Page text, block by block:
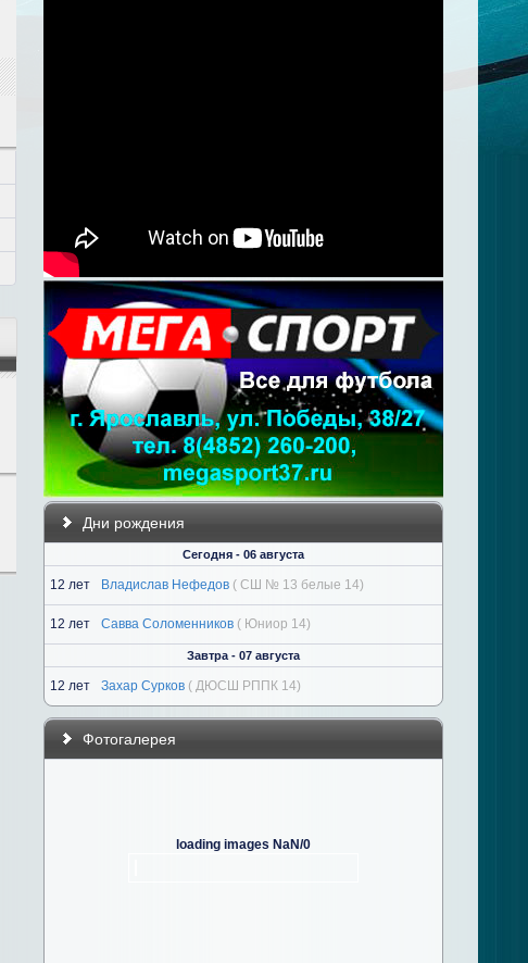
Дни рождения
Сегодня - 06 августа
12 лет Владислав Нефедов ( СШ № 13 белые 14)
12 лет Савва Соломенников ( Юниор 14)
Завтра - 07 августа
12 лет Захар Сурков ( ДЮСШ РППК 14)
Фотогалерея
loading images NaN/0